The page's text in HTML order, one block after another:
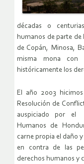
décadas o
humanos de parte de
de Copán, Minosa,
misma mona con
históricamente los
El año 2003
Resolución de
auspiciado por el
Humanos de
carne propia el daño
en contra de las
derechos humanos y